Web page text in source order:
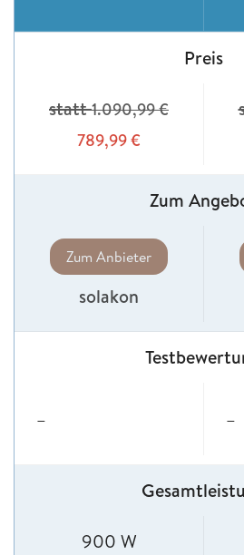
Preis
statt1.090,99€
789,99€
Zum
Zum Anbieter
solakon
– –
900 W